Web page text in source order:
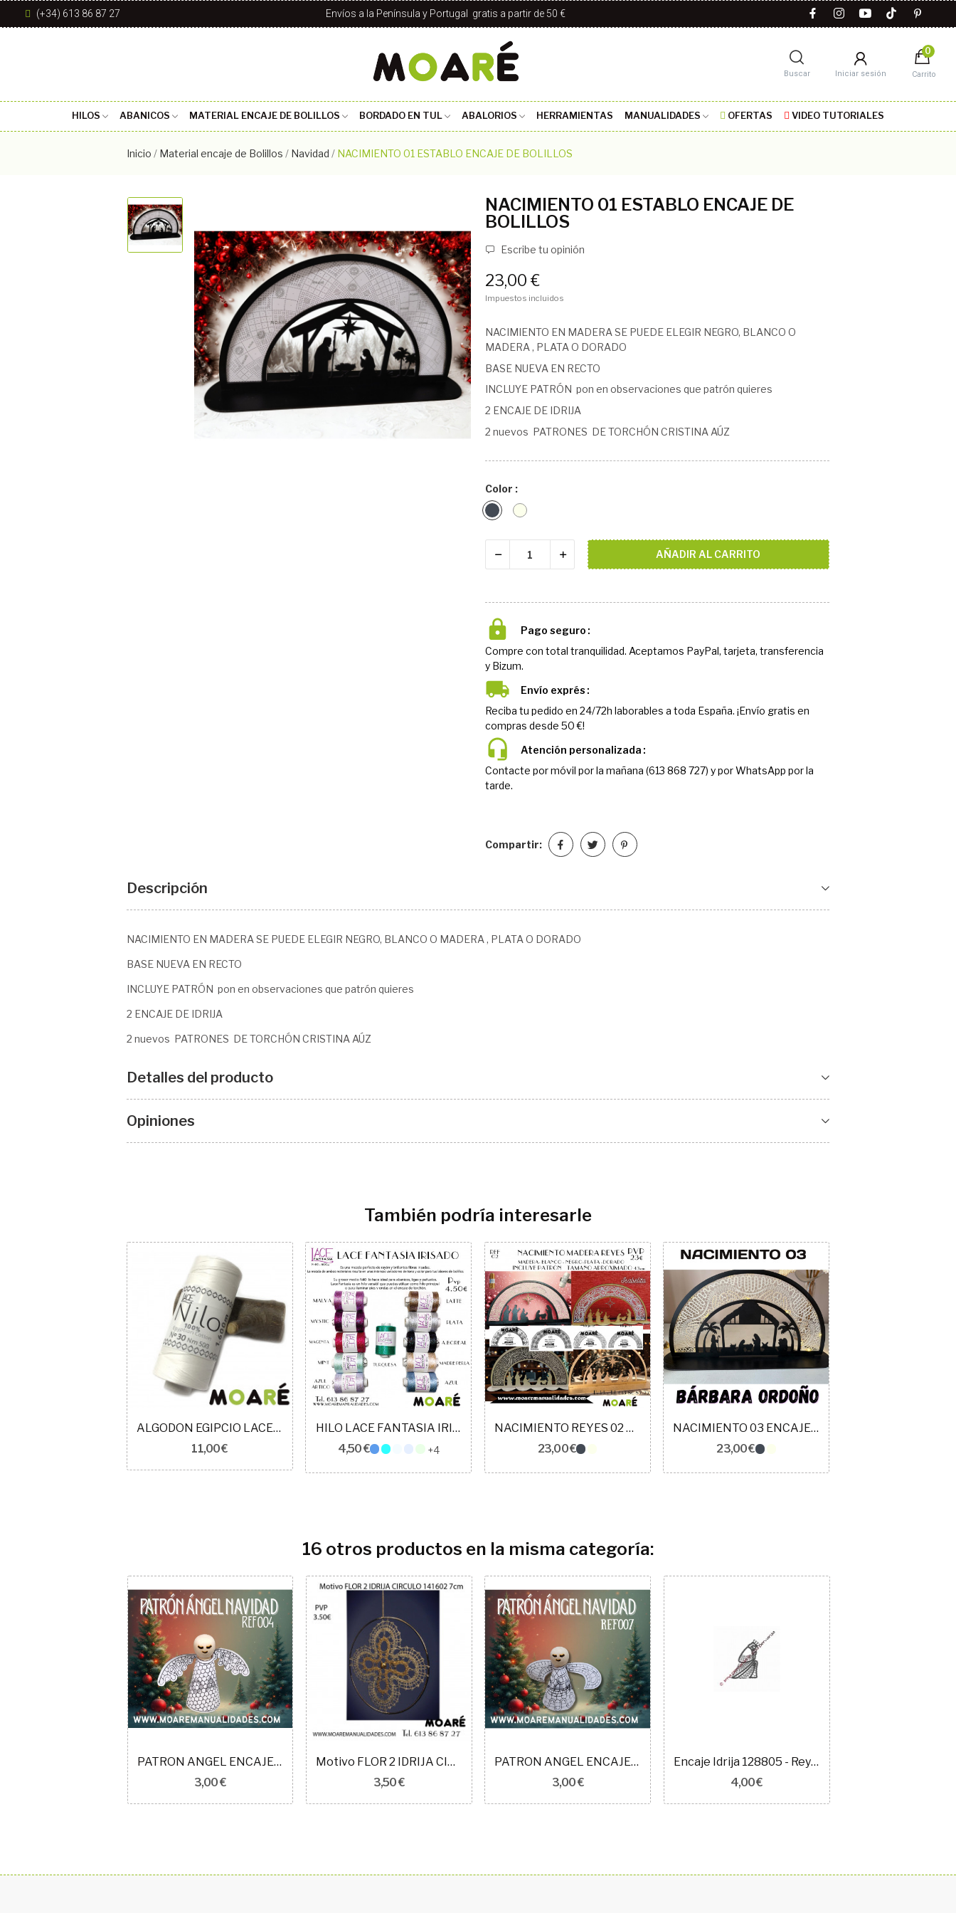
(+34) 613 86 87 27 Envíos a la Península y Portugal gratis a partir de 50 €
Buscar Iniciar sesión
0
Carrito
HILOS ABANICOS MATERIAL ENCAJE DE BOLILLOS BORDADO EN TUL ABALORIOS HERRAMIENTAS MANUALIDADES OFERTAS VIDEO TUTORIALES
Inicio Material encaje de Bolillos Navidad NACIMIENTO 01 ESTABLO ENCAJE DE BOLILLOS
NACIMIENTO 01 ESTABLO ENCAJE DE
BOLILLOS
Escribe tu opinión
23,00 €
Impuestos incluidos
NACIMIENTO EN MADERA SE PUEDE ELEGIR NEGRO, BLANCO O
MADERA , PLATA O DORADO
BASE NUEVA EN RECTO
INCLUYE PATRÓN pon en observaciones que patrón quieres
2 ENCAJE DE IDRIJA
2 nuevos PATRONES DE TORCHÓN CRISTINA AÚZ
Color :
NegroNatural
AÑADIR AL CARRITO
Pago seguro
Compre con total tranquilidad. Aceptamos PayPal, tarjeta, transferencia
y Bizum.
Envío exprés
Reciba tu pedido en 24/72h laborables a toda España. ¡Envío gratis en
compras desde 50 €!
Atención personalizada
Contacte por móvil por la mañana (613 868 727) y por WhatsApp por la
tarde.
Compartir:
Descripción
NACIMIENTO EN MADERA SE PUEDE ELEGIR NEGRO, BLANCO O MADERA , PLATA O DORADO
BASE NUEVA EN RECTO
INCLUYE PATRÓN pon en observaciones que patrón quieres
2 ENCAJE DE IDRIJA
2 nuevos PATRONES DE TORCHÓN CRISTINA AÚZ
Detalles del producto
Opiniones
También podría interesarle
ALGODON EGIPCIO LACE NILO BLANCO N30
11,00 €
HILO LACE FANTASIA IRISADO
4,50 €
+4
NACIMIENTO REYES 02 ENCAJE DE BOLILLOS
23,00 €
NACIMIENTO 03 ENCAJE DE BOLILLOS PALMERAS
23,00 €
16 otros productos en la misma categoría:
PATRON ANGEL ENCAJE IDRIJA 004
3,00 €
Motivo FLOR 2 IDRIJA CIRCULO 141602 7cm
3,50 €
PATRON ANGEL ENCAJE IDRIJA 007
3,00 €
Encaje Idrija 128805 - Rey - 7 cm
4,00 €